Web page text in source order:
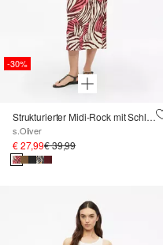
-30%
Strukturierter Midi-Rock mit Schlitz und Elastikbund
s.Oliver
€ 27,99€ 39,99